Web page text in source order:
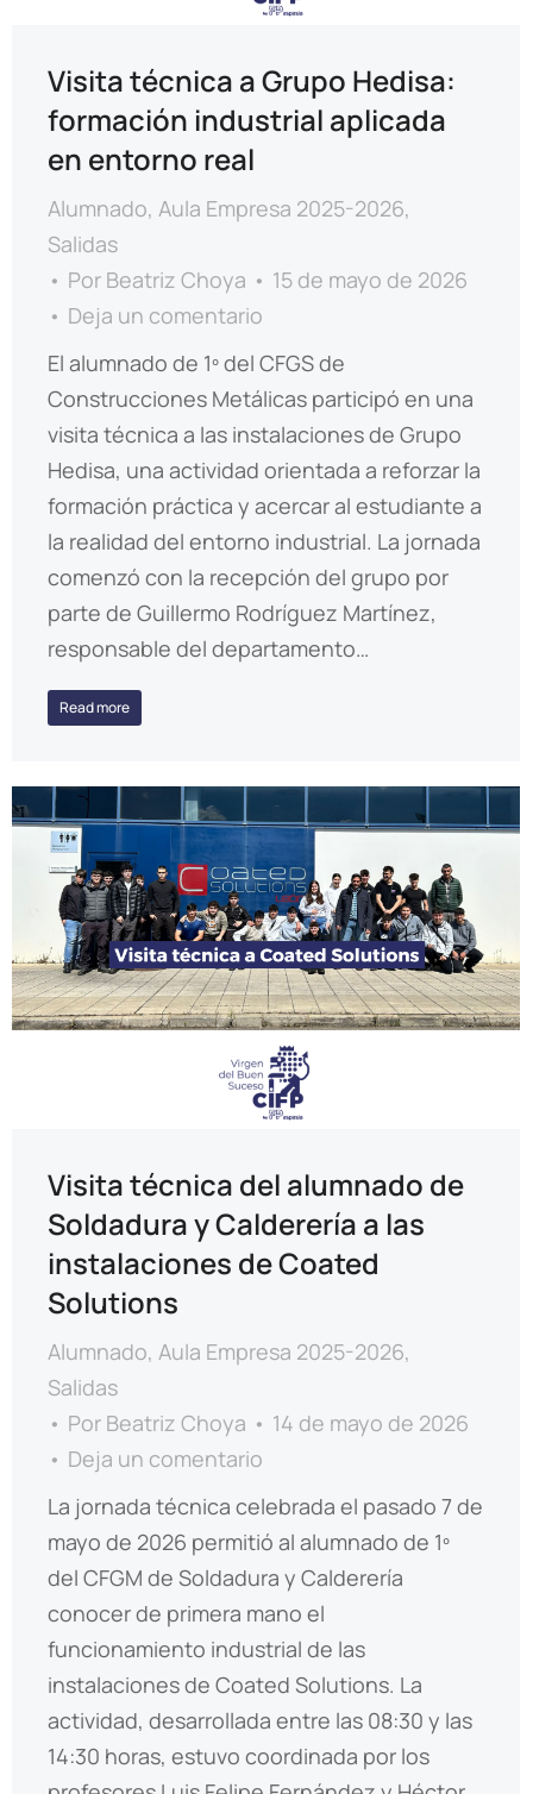
Visita técnica a Grupo Hedisa:
formación industrial aplicada
en entorno real
Alumnado, Aula Empresa 2025-2026,
Salidas
Por Beatriz Choya
15 de mayo de 2026
Deja un comentario
El alumnado de 1º del CFGS de
Construcciones Metálicas participó en una
visita técnica a las instalaciones de Grupo
Hedisa, una actividad orientada a reforzar la
formación práctica y acercar al estudiante a
la realidad del entorno industrial. La jornada
comenzó con la recepción del grupo por
parte de Guillermo Rodríguez Martínez,
responsable del departamento…
Read more
Visita técnica del alumnado de
Soldadura y Calderería a las
instalaciones de Coated
Solutions
Alumnado, Aula Empresa 2025-2026,
Salidas
Por Beatriz Choya
14 de mayo de 2026
Deja un comentario
La jornada técnica celebrada el pasado 7 de
mayo de 2026 permitió al alumnado de 1º
del CFGM de Soldadura y Calderería
conocer de primera mano el
funcionamiento industrial de las
instalaciones de Coated Solutions. La
actividad, desarrollada entre las 08:30 y las
14:30 horas, estuvo coordinada por los